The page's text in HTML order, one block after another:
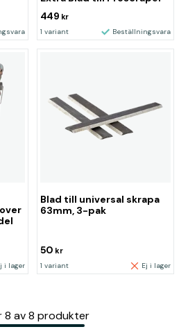
449 kr
1 variant Beställningsvara
i lager
Blad till universal skrapa
63mm, 3-pak
50 kr
1 variant Ej i lager
8 av 8 produkter